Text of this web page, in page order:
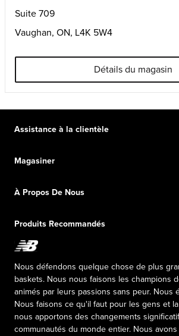
Suite 709
Vaughan, ON, L4K 5W4
Détails du magasin
Assistance à la clientèle
Commencer un retour
Guide des pointures
Magasiner
Cartes-cadeaux numériques
Exclusions de vente
À Propos De Nous
Leadership Responsable
Fondation New Balance
Relations publiques
The TRACK at New Balance
Press box
Produits Recommandés
Programme d’affiliation
Nous défendons quelque chose de plus
baskets. Nous nous faisons les champions
animés par leurs passions sans peur. Nous
Nous faisons ce qu'il faut pour les gens et
nous apportons des changements
communautés du monde entier. Nous avons